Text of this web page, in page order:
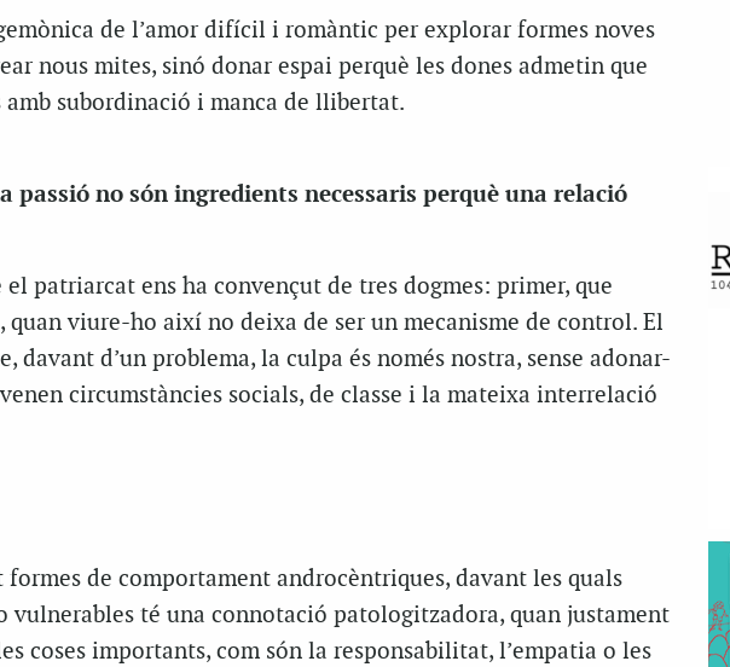
de l’amor difícil i romàntic per explorar formes noves
nous mites, sinó donar espai perquè les dones admetin que
subordinació i manca de llibertat.
passió no són ingredients necessaris perquè una relació
patriarcat ens ha convençut de tres dogmes: primer, que
quan viure-ho així no deixa de ser un mecanisme de control. El
davant d’un problema, la culpa és només nostra, sense adonar-
circumstàncies socials, de classe i la mateixa interrelació
de comportament androcèntriques, davant les quals
vulnerables té una connotació patologitzadora, quan justament
coses importants, com són la responsabilitat, l’empatia o les